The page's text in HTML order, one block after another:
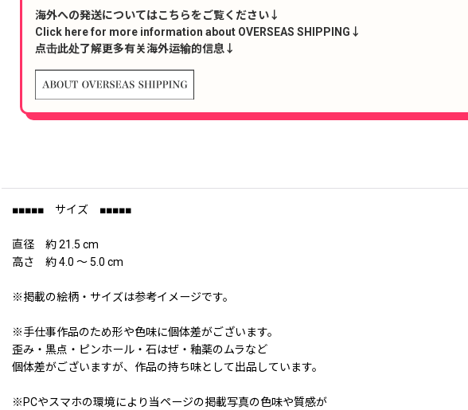
海外への発送についてはこちらをご覧ください↓
Click here for more information about OVERSEAS SHIPPING↓
点击此处了解更多有关海外运输的信息↓
■■■■■ サイズ ■■■■■
直径 約 21.5 cm
高さ 約 4.0 〜 5.0 cm
※掲載の絵柄・サイズは参考イメージです。
※手仕事作品のため形や色味に個体差がございます。
歪み・黒点・ピンホール・石はぜ・釉薬のムラなど
個体差がございますが、作品の持ち味として出品しています。
※PCやスマホの環境により当ページの掲載写真の色味や質感が